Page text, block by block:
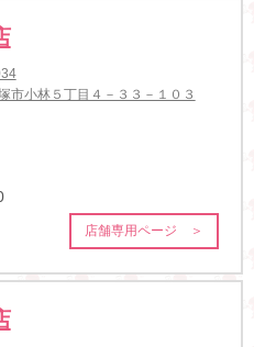
市小林５丁目４－３３－１０３
店舗専用ページ ＞